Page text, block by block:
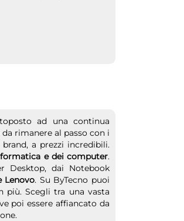
ad una continua
rimanere al passo con i
a prezzi incredibili.
e dei computer.
Desktop, dai Notebook
Lenovo. Su ByTecno puoi
più. Scegli tra una vasta
poi essere affiancato da